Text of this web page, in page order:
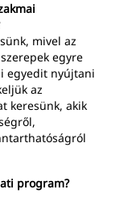
mivel az
egyre
egyedit nyújtani
az
keresünk, akik
program?